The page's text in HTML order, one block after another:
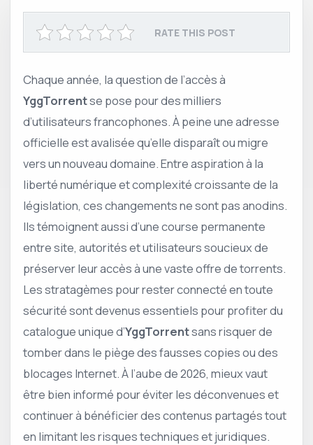
RATE THIS POST
Chaque année, la question de l’accès à
YggTorrentse pose pour des milliers
d’utilisateurs francophones. À peine une adresse
officielle est avalisée qu’elle disparaît ou migre
vers un nouveau domaine. Entre aspiration à la
liberté numérique et complexité croissante de la
législation, ces changements ne sont pas anodins.
Ils témoignent aussi d’une course permanente
entre site, autorités et utilisateurs soucieux de
préserver leur accès à une vaste offre de torrents.
Les stratagèmes pour rester connecté en toute
sécurité sont devenus essentiels pour profiter du
catalogue unique d’YggTorrentsans risquer de
tomber dans le piège des fausses copies ou des
blocages Internet. À l’aube de 2026, mieux vaut
être bien informé pour éviter les déconvenues et
continuer à bénéficier des contenus partagés tout
en limitant les risques techniques et juridiques.